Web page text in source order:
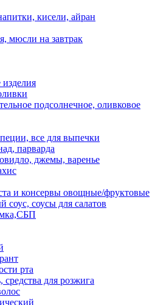
кисели, айран
мюсли на завтрак
подсолнечное, оливковое
все для выпечки
парварда
джемы, варенье
и консервы овощные/фруктовые
соус, соусы для салатов
рта
средства для розжига